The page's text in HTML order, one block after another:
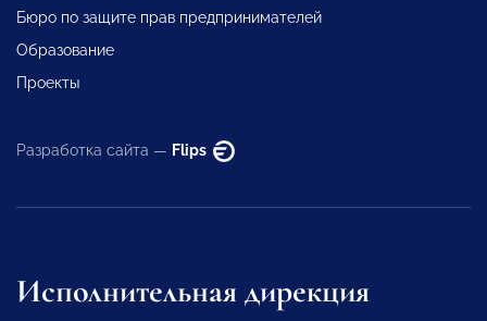
Бюро по защите прав предпринимателей
Образование
Проекты
Разработка сайта — Flips
Исполнительная дирекция